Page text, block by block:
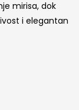
mirisa, dok
i elegantan